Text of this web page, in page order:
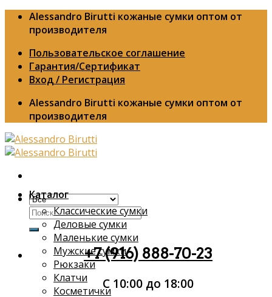
Skip Alessandro Birutti кожаные сумки оптом от
производителя
Пользовательское соглашение
Гарантия/Сертификат
Вход / Регистрация
Alessandro Birutti кожаные сумки оптом от
производителя
Искать:
+7 (916) 888-70-23
С 10:00 до 18:00
Каталог
Классические сумки
Деловые сумки
Маленькие сумки
Мужские сумки
Рюкзаки
Клатчи
Косметички